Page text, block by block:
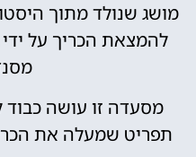
מושג שנולד מתוך
להמצאת הכריך על ידי
מסעדה זו עושה
תפריט שמעלה את